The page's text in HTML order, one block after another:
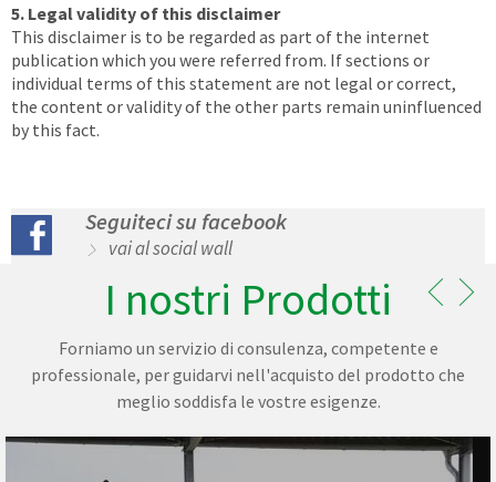
5. Legal validity of this disclaimer
This disclaimer is to be regarded as part of the internet
publication which you were referred from. If sections or
individual terms of this statement are not legal or correct,
the content or validity of the other parts remain uninfluenced
by this fact.
Seguiteci su facebook
vai al social wall
I nostri Prodotti
Forniamo un servizio di consulenza, competente e
professionale, per guidarvi nell'acquisto del prodotto che
meglio soddisfa le vostre esigenze.